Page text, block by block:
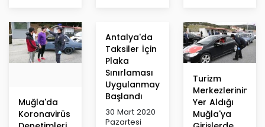
Muğla'da
Koronavirüs
Antalya'da
Taksiler İçin
Plaka
Sınırlaması
Uygulanmaya
Başlandı
30 Mart 2020
Pazartesi
Turizm
Merkezlerinin
Yer Aldığı
Muğla'ya